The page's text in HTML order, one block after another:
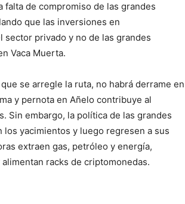
de compromiso de las grandes
que las inversiones en
privado y no de las grandes
Vaca Muerta.
se arregle la ruta, no habrá derrame en
y pernota en Añelo contribuye al
Sin embargo, la política de las grandes
yacimientos y luego regresen a sus
extraen gas, petróleo y energía,
racks de criptomonedas.